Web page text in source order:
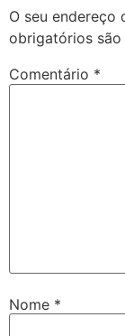
O seu endereço
obrigatórios
Comentário *
Nome *